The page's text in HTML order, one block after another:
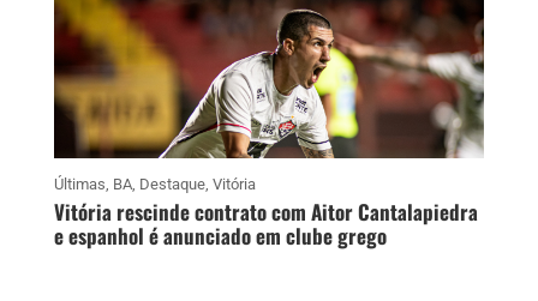
Últimas, BA, Destaque, Vitória
Vitória rescinde contrato com Aitor Cantalapiedra
e espanhol é anunciado em clube grego